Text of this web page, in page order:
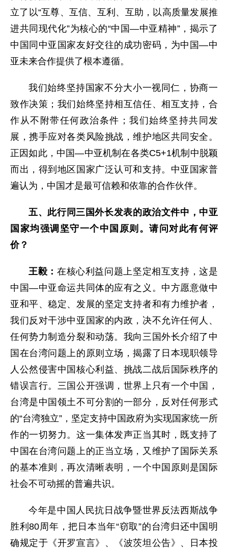
立了以“互尊、互信、互利、互助，以高质量发展推
进共同现代化”为核心的“中国—中亚精神”，揭示了
中国同中亚国家友好交往的成功密码，为中国—中
亚未来合作提供了根本遵循。
我们始终坚持国家不分大小一视同仁，协商一
致作决策；我们始终坚持相互信任、相互支持，合
作从不附带任何政治条件；我们始终坚持共同发
展，携手应对各类风险挑战，维护地区共同安全。
正因如此，中国—中亚机制在各类C5+1机制中脱颖
而出，得到地区国家广泛认可和支持。中亚国家普
遍认为，中国才是最可信赖和依靠的合作伙伴。
五、此行同三国外长发表的政治文件中，中亚
国家均强调坚守一个中国原则。请问对此有何评
价？
王毅： 在核心利益问题上坚定相互支持，这是
中国—中亚命运共同体的应有之义。中方愿意做中
亚和平、稳定、发展的坚定支持者和有力维护者，
我们反对干涉中亚国家的内政，决不允许任何人、
任何势力制造分裂和动荡。我向三国外长介绍了中
国在台湾问题上的原则立场，揭露了日本现职领导
人公然侵害中国核心利益、挑战二战后国际秩序的
错误言行。三国公开强调，世界上只有一个中国，
台湾是中国领土不可分割的一部分，反对任何形式
的“台湾独立”，坚定支持中国政府为实现国家统一所
作的一切努力。这一集体发声正当其时，既支持了
中国在台湾问题上的正当立场，又维护了国际关系
的基本准则，再次清晰表明，一个中国原则是国际
社会不可动摇的普遍共识。
今年是中国人民抗日战争暨世界反法西斯战争
胜利80周年，把日本当年“窃取”的台湾归还中国明
确规定于《开罗宣言》、《波茨坦公告》、日本投